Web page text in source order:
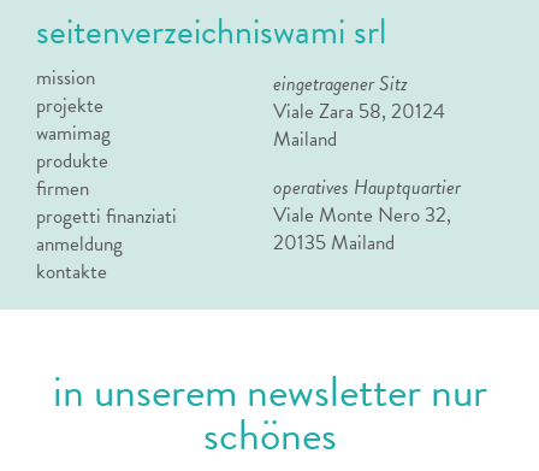
seitenverzeichnis
mission
projekte
wamimag
produkte
firmen
progetti finanziati
anmeldung
kontakte
wami srl
eingetragener Sitz
Viale Zara 58, 20124
Mailand
operatives Hauptquartier
Viale Monte Nero 32,
20135 Mailand
in unserem newsletter nur
schönes